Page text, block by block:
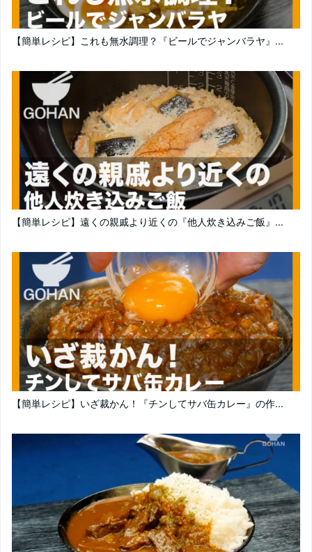
【簡単レシピ】これも無水調理？『ビールでジャンバラヤ』...
【簡単レシピ】遠くの親戚より近くの『他人炊き込みご飯』...
【簡単レシピ】いざ裁かん！『チンしてサバ缶カレー』の作...